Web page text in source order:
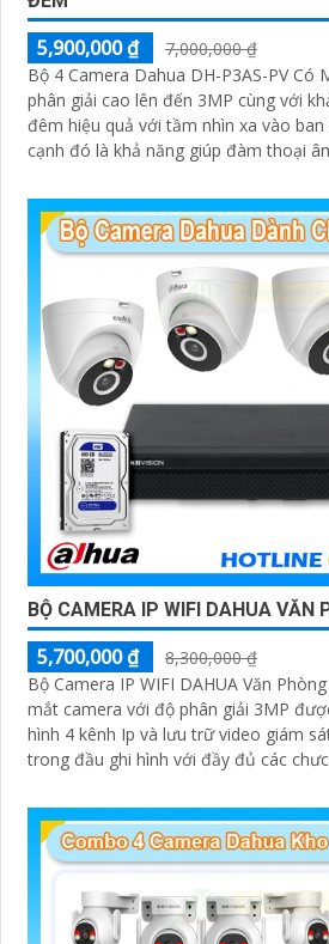
5,900,000 ₫
7,000,000 ₫
Bộ 4 Camera Dahua DH-P3AS-PV Có
phân giải cao lên đến 3MP cùng với
đêm hiệu quả với tầm nhìn xa vào
cạnh đó là khả năng giúp đàm thoại
BỘ CAMERA IP WIFI DAHUA VĂN
5,700,000 ₫
8,300,000 ₫
Bộ Camera IP WIFI DAHUA Văn
mắt camera với độ phân giải 3MP
hình 4 kênh Ip và lưu trữ video giám
trong đầu ghi hình với đầy đủ các
có màu vào ban đêm